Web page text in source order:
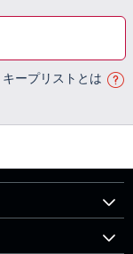
キープリストとは